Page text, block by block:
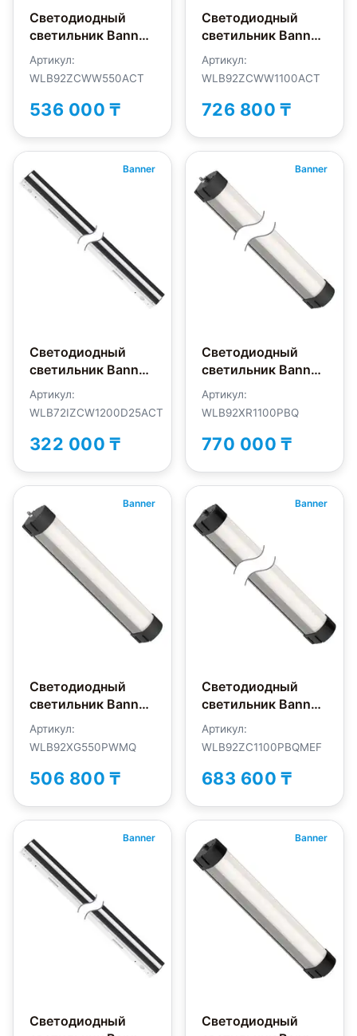
Светодиодный
светильник Banner
WLB92ZCWW550ACT
Артикул:
WLB92ZCWW550ACT
536 000 ₸
Светодиодный
светильник Banner
WLB92ZCWW1100ACT
Артикул:
WLB92ZCWW1100ACT
726 800 ₸
Banner
Светодиодный
светильник Banner
WLB72IZCW1200D25ACT
Артикул:
WLB72IZCW1200D25ACT
322 000 ₸
Banner
Светодиодный
светильник Banner
WLB92XR1100PBQ
Артикул:
WLB92XR1100PBQ
770 000 ₸
Banner
Светодиодный
светильник Banner
WLB92XG550PWMQ
Артикул:
WLB92XG550PWMQ
506 800 ₸
Banner
Светодиодный
светильник Banner
WLB92ZC1100PBQMEF
Артикул:
WLB92ZC1100PBQMEF
683 600 ₸
Banner
Светодиодный
Banner
Светодиодный